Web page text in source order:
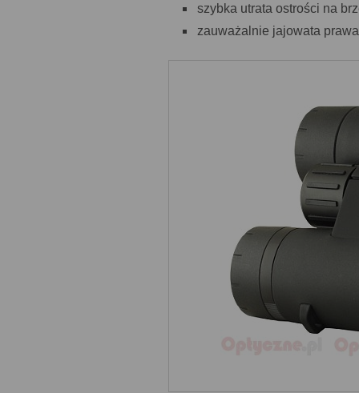
szybka utrata ostrości na
zauważalnie jajowata